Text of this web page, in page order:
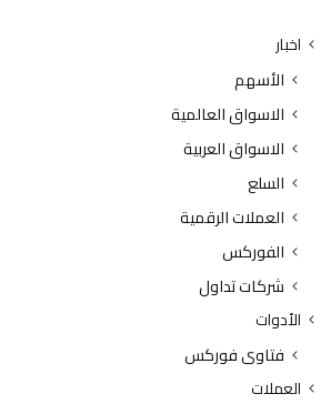
اخبار
الأسهم
الاسواق العالمية
الاسواق العربية
السلع
العملات الرقمية
الفوركس
شركات تداول
الأدوات
فتاوى فوركس
العملات